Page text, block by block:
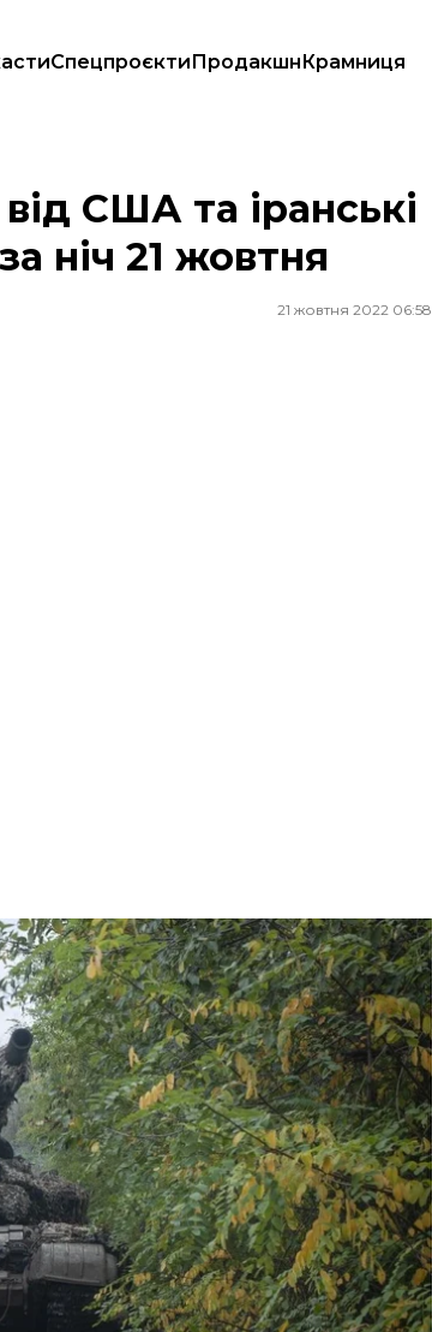
СпецпроєктиПродакшнКрамниця
жовтня
США та іранські
ніч 21 жовтня
21 жовтня 2022 06:58
фото
Яр»
для України, поки республіканці не
військових у Криму. Зібрали головні
від США
скептично поставитися до допомоги
партій прагнуть закріпити
доларів , повідомили NBC
набагато вищий рівень